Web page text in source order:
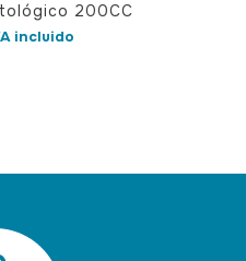
200CC
incluido